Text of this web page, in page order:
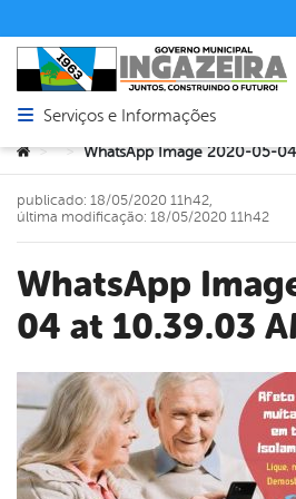
Abrir menu principal de navegação
Serviços e Informações
Você está aqui:
> > WhatsApp Image 2020-05-
WhatsApp Image 2020-05-
04 at 10.39.03
publicado: 18/05/2020 11h42,
última modificação: 18/05/2020 11h42